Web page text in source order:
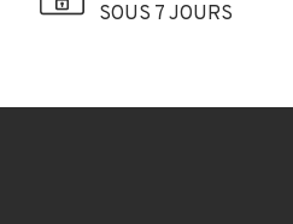
SOUS 7 JOURS